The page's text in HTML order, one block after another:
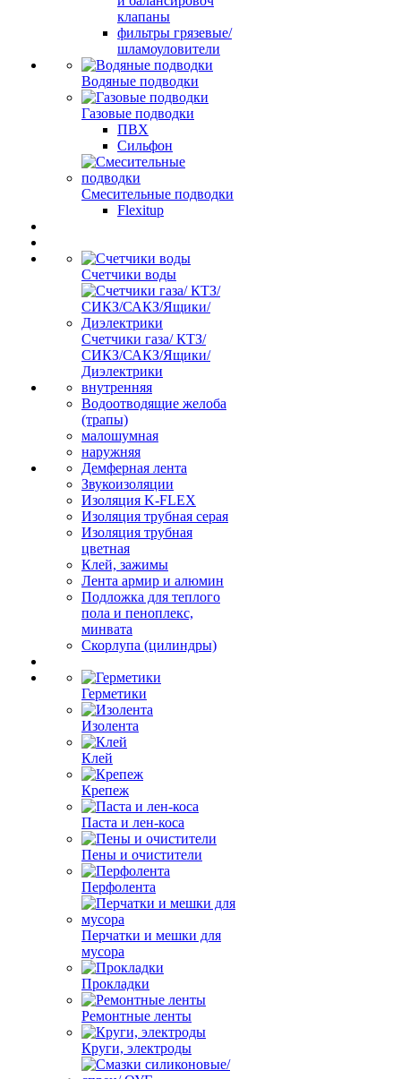
клапаны
фильтры грязевые/
шламоуловители
Водяные подводки
Газовые подводки
ПВХ
Сильфон
Смесительные подводки
Flexitup
Счетчики воды
Счетчики газа/ КТЗ/
СИКЗ/САКЗ/Ящики/
Диэлектрики
внутренняя
Водоотводящие желоба
(трапы)
малошумная
наружняя
Демферная лента
Звукоизоляции
Изоляция K-FLEX
Изоляция трубная серая
Изоляция трубная
цветная
Клей, зажимы
Лента армир и алюмин
Подложка для теплого
пола и пеноплекс,
минвата
Скорлупа (цилиндры)
Герметики
Изолента
Клей
Крепеж
Паста и лен-коса
Пены и очистители
Перфолента
Перчатки и мешки для
мусора
Прокладки
Ремонтные ленты
Круги, электроды